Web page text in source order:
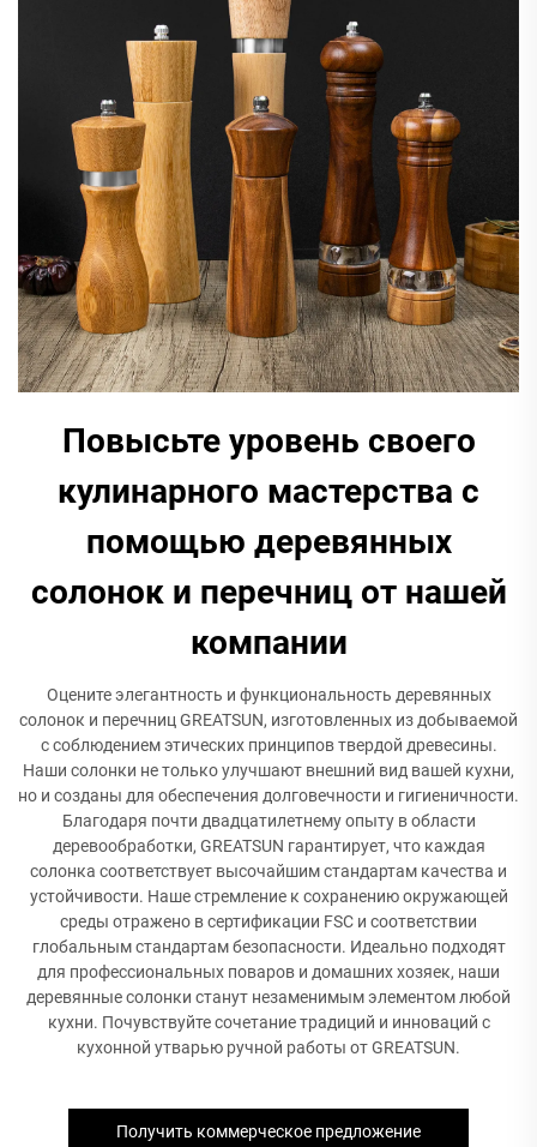
Повысьте уровень своего
кулинарного мастерства с
помощью деревянных
солонок и перечниц от нашей
компании
Оцените элегантность и функциональность деревянных
солонок и перечниц GREATSUN, изготовленных из добываемой
с соблюдением этических принципов твердой древесины.
Наши солонки не только улучшают внешний вид вашей кухни,
но и созданы для обеспечения долговечности и гигиеничности.
Благодаря почти двадцатилетнему опыту в области
деревообработки, GREATSUN гарантирует, что каждая
солонка соответствует высочайшим стандартам качества и
устойчивости. Наше стремление к сохранению окружающей
среды отражено в сертификации FSC и соответствии
глобальным стандартам безопасности. Идеально подходят
для профессиональных поваров и домашних хозяек, наши
деревянные солонки станут незаменимым элементом любой
кухни. Почувствуйте сочетание традиций и инноваций с
кухонной утварью ручной работы от GREATSUN.
Получить коммерческое предложение